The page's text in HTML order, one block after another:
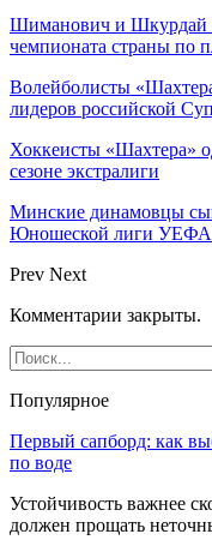
Шиманович и Шкурдай
чемпионата страны по
Волейболисты
лидеров российской
Хоккеисты «Шахтера»
сезоне экстралиги
Минские динамовцы
Юношеской лиги УЕФА
Prev Next
Комментарии закрыты.
Популярное
Первый сапборд: как
по воде
Устойчивость важнее
должен прощать